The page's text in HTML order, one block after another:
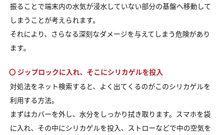
振ることで端末内の水気が浸水していない部分の基盤へ移動して
しまうことが考えられます。
それにより、さらなる深刻なダメージを与えてしまう危険があり
ます。
〇 ジップロックに入れ、そこにシリカゲルを投入
対処法をネット検索すると、よく出てくるのがこのシリカゲルを
利用する方法。
まずはカバーを外し、水分をしっかり拭き取ります。スマホを袋
に入れ、その中にシリカゲルを投入、ストローなどで中の空気を